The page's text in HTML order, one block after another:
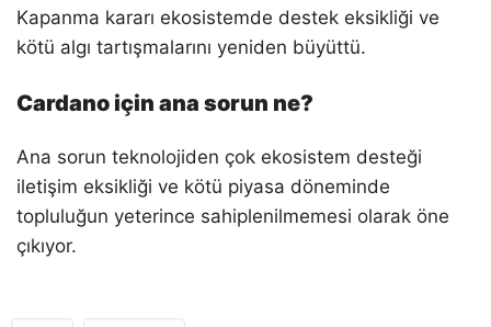
Kapanma kararı ekosistemde destek eksikliği ve
kötü algı tartışmalarını yeniden büyüttü.
Cardano için ana sorun ne?
Ana sorun teknolojiden çok ekosistem desteği
iletişim eksikliği ve kötü piyasa döneminde
topluluğun yeterince sahiplenilmemesi olarak öne
çıkıyor.